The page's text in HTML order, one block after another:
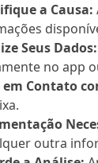
a Causa:
Seus Dados:
no app
em Contato
outra